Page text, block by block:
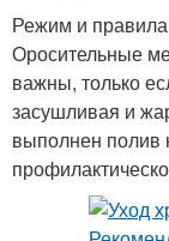
Режим и
Оросительные
важны, только
засушливая и
выполнен полив